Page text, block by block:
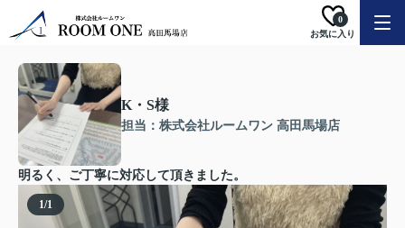
お気に入り
0
K・S様
担当：株式会社ルームワン 高田馬場店
明るく、ご丁寧に対応して頂きました。
1/1